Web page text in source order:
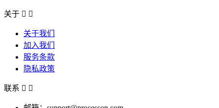
关于  
关于我们
加入我们
服务条款
隐私政策
联系  